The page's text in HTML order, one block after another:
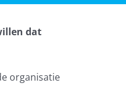
dat
organisatie